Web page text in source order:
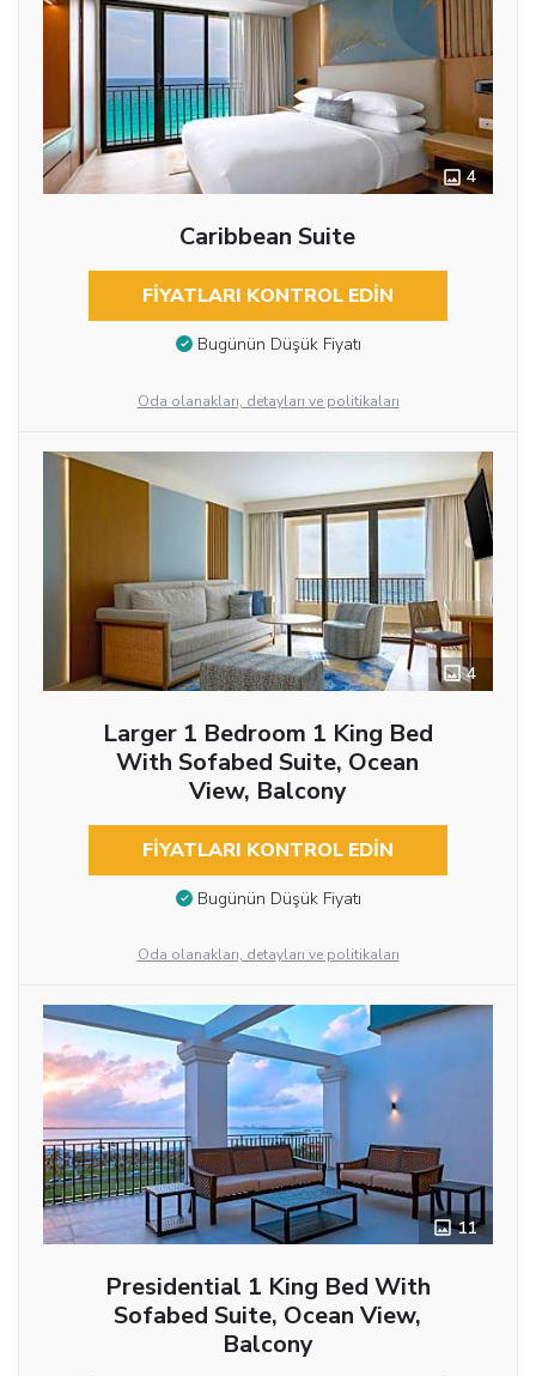
4
Caribbean Suite
FIYATLARI KONTROL EDIN
Bugünün Düşük Fiyatı
Oda olanakları, detayları ve politikaları
4
Larger 1 Bedroom 1 King Bed
With Sofabed Suite, Ocean
View, Balcony
FIYATLARI KONTROL EDIN
Bugünün Düşük Fiyatı
Oda olanakları, detayları ve politikaları
11
Presidential 1 King Bed With
Sofabed Suite, Ocean View,
Balcony